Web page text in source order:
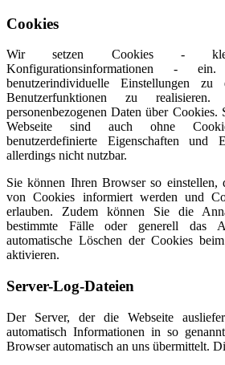
Cookies
Wir setzen Cookies -
Konfigurationsinformationen -
benutzerindividuelle Einstellungen
Benutzerfunktionen zu
personenbezogenen Daten über Cookies.
Webseite sind auch ohne
benutzerdefinierte Eigenschaften und
allerdings nicht nutzbar.
Sie können Ihren Browser so einstellen,
von Cookies informiert werden und
erlauben. Zudem können Sie die
bestimmte Fälle oder generell das
automatische Löschen der Cookies
aktivieren.
Server-Log-Dateien
Der Server, der die Webseite
automatisch Informationen in so
Browser automatisch an uns übermittelt.